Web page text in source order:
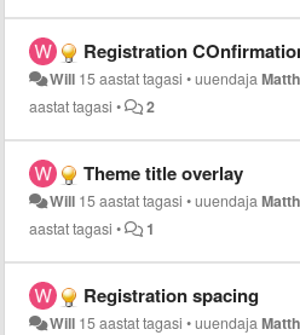
Registration COnfirmation
Will 15 aastat tagasi •uuendaja
aastat tagasi • 2
Theme title overlay
Will 15 aastat tagasi •uuendaja
aastat tagasi • 1
Registration spacing
Will 15 aastat tagasi •uuendaja